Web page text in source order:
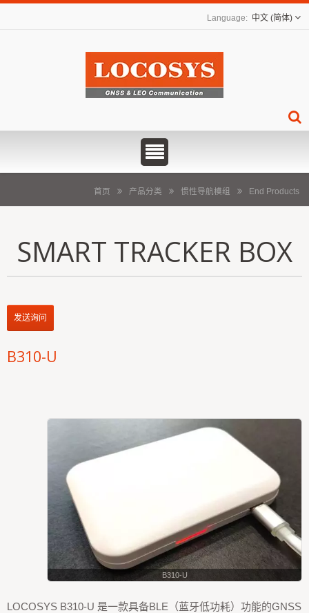
中文 (简体)
首页 产品分类 惯性导航模组 End Products
SMART TRACKER BOX
发送询问
B310-U
B310-U
LOCOSYS B310-U 是一款具备BLE（蓝牙低功耗）功能的GNSS